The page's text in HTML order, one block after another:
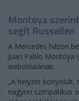
Montoya
segít Russellen
A Mercedes házon
Juan Pablo Montoya
weboldalának:
„A helyzet
nagyon szimpatikus